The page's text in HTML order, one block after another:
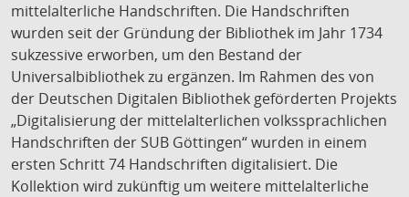
mittelalterliche Handschriften. Die Handschriften
wurden seit der Gründung der Bibliothek im Jahr 1734
sukzessive erworben, um den Bestand der
Universalbibliothek zu ergänzen. Im Rahmen des von
der Deutschen Digitalen Bibliothek geförderten Projekts
„Digitalisierung der mittelalterlichen volkssprachlichen
Handschriften der SUB Göttingen“ wurden in einem
ersten Schritt 74 Handschriften digitalisiert. Die
Kollektion wird zukünftig um weitere mittelalterliche